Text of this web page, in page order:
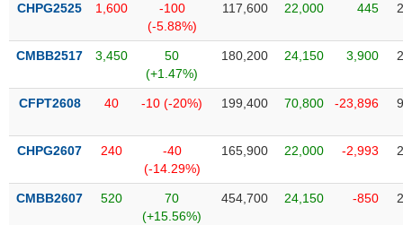
CHPG2525 1,600
-100
(-5.88%)
117,600 22,000 445
CMBB2517 3,450
50
(+1.47%)
180,200 24,150 3,900
CFPT2608 40 -10 (-20%) 199,400 70,800 -23,896
CHPG2607 240
-40
(-14.29%)
165,900 22,000 -2,993
CMBB2607 520
70
(+15.56%)
454,700 24,150 -850
TIÊU
DÙNG
YẾU
CHĂM
SÓC